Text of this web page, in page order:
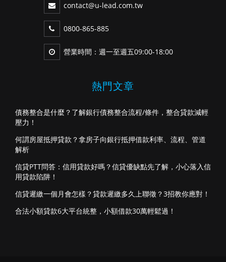
contact@u-lead.com.tw
0800-865-885
營業時間：週一至週五09:00-18:00
熱門文章
債務整合是什麼？了解銀行債務整合流程/條件，整合貸款減輕
壓力！
何謂房屋抵押貸款？拿房子向銀行抵押借款利率、流程、管道
解析
信貸PTT問答：信用貸款好嗎？信貸優缺點先了解，小心落入信
用貸款陷阱！
信貸遲繳一個月會怎樣？貸款遲繳多久上聯徵？3招教你應對！
合法小額貸款6大平台統整，小額借款30萬輕鬆過！